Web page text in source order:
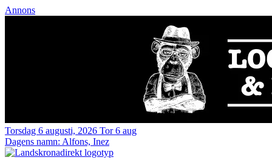
Annons
Torsdag 6 augusti, 2026 Tor 6 aug
Dagens namn: Alfons, Inez